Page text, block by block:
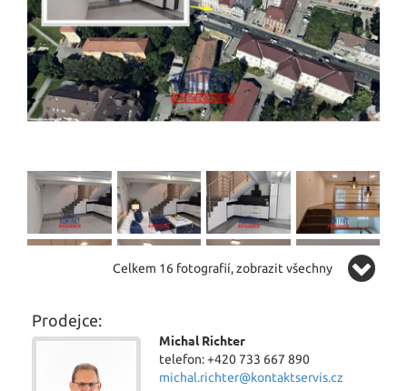
Celkem 16 fotografií, zobrazit všechny
Prodejce:
Michal Richter
telefon: +420 733 667 890
michal.richter@kontaktservis.cz